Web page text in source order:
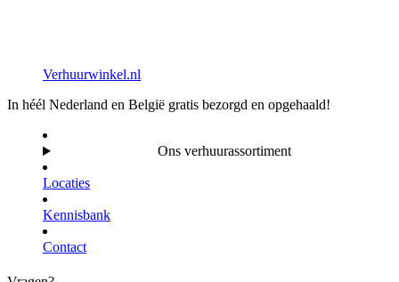
Verhuurwinkel.nl
In héél Nederland en België gratis bezorgd en opgehaald!
Ons verhuurassortiment
Locaties
Kennisbank
Contact